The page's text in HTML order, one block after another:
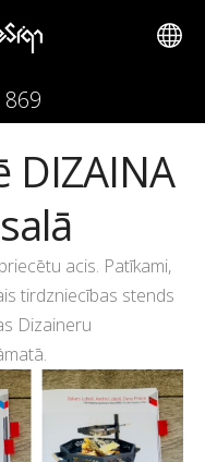
DIZAINA
acis. Patīkami,
tirdzniecības stends
Dizaineru